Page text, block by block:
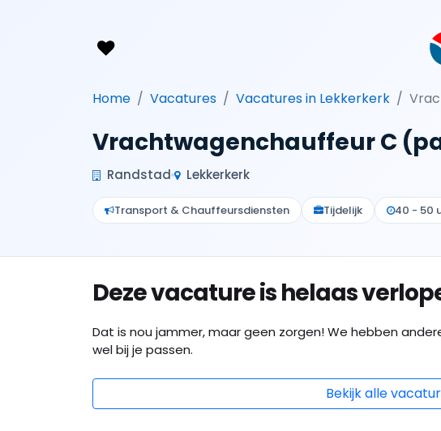
Home Vacatures Vacatures in Lekkerkerk
Vrachtwagenchauffeur C
Randstad Lekkerkerk
Transport & Chauffeursdiensten Tijdelijk 40 - 50
Deze vacature is helaas
Dat is nou jammer, maar geen zorgen! We hebben
wel bij je passen.
Bekijk alle